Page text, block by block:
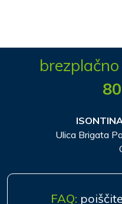
Ulica Brigata
FAQ: